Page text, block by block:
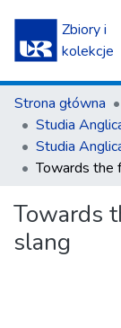
Zbiory i
kolekcje
Strona główna
Studia
Towards
slang